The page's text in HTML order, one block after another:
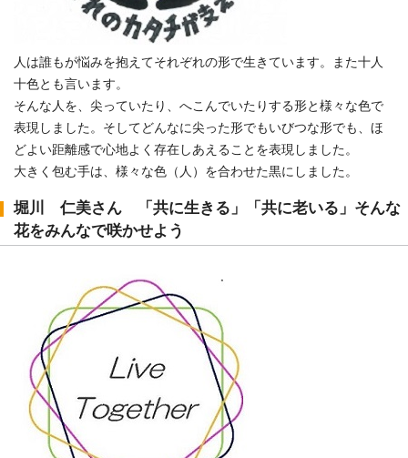
人は誰もが悩みを抱えてそれぞれの形で生きています。また十人
十色とも言います。
そんな人を、尖っていたり、へこんでいたりする形と様々な色で
表現しました。そしてどんなに尖った形でもいびつな形でも、ほ
どよい距離感で心地よく存在しあえることを表現しました。
大きく包む手は、様々な色（人）を合わせた黒にしました。
堀川 仁美さん 「共に生きる」「共に老いる」そんな
花をみんなで咲かせよう